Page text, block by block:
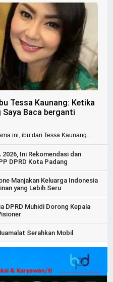
Tessa Kaunang: Ketika
Saya Baca berganti
ini, ibu dari Tessa Kaunang...
Ini Rekomendasi dan
DPRD Kota Padang
Manjakan Keluarga Indonesia
yang Lebih Seru
DPRD Muhidi Dorong Kepala
Serahkan Mobil